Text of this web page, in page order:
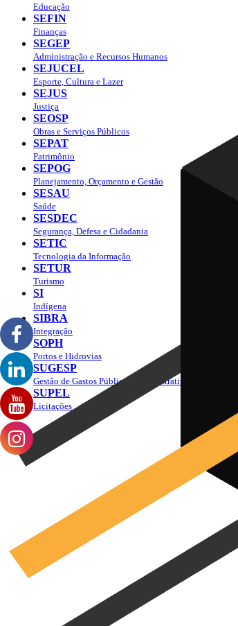
Educação
SEFIN
Finanças
SEGEP
Administração e Recursos Humanos
SEJUCEL
Esporte, Cultura e Lazer
SEJUS
Justiça
SEOSP
Obras e Serviços Públicos
SEPAT
Patrimônio
SEPOG
Planejamento, Orçamento e Gestão
SESAU
Saúde
SESDEC
Segurança, Defesa e Cidadania
SETIC
Tecnologia da Informação
SETUR
Turismo
SI
Indígena
SIBRA
Integração
SOPH
Portos e Hidrovias
SUGESP
Gestão de Gastos Públicos Administrativos
SUPEL
Licitações